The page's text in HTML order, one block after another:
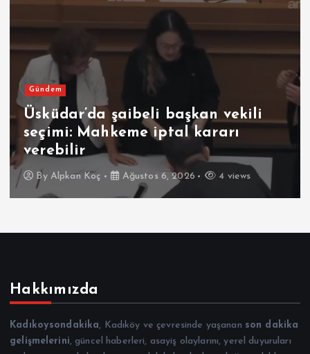
Gündem
Üsküdar’da şaibeli başkan vekili
seçimi: Mahkeme iptal kararı
verebilir
By Alpkan Koç Ağustos 6, 2026 4 views
Hakkımızda
Kadıkoysondakika, Kadıköy ve çevresinde yaşanan son dakika
gelişmelerini, güncel haberleri, asayiş olaylarını, yerel duyuruları